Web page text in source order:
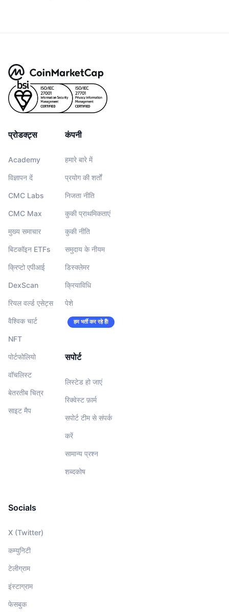
प्रोडक्ट्स
Academy
विज्ञापन दें
CMC Labs
CMC Max
मुख्य समाचार
बिटकॉइन ETFs
क्रिप्टो एपीआई
DexScan
रियल वर्ल्ड एसेट्स
वैश्विक चार्ट
NFT
पोर्टफोलियो
वॉचलिस्‍ट
बेतरतीब चित्र
साइट मैप
कंपनी
हमारे बारे में
प्रयोग की शर्तों
निजता नीति
कुकी प्राथमिकताएं
कुकी नीति
समुदाय के नीयम
डिस्क्लेमर
क्रियाविधि
पेशे
हम भर्ती कर रहे हैं!
सपोर्ट
लिस्टेड हो जाएं
रिक्वेस्ट फ़ार्म
सपोर्ट टीम से संपर्क
करें
सामान्य प्रश्न
शब्दकोष
Socials
X (Twitter)
कम्युनिटी
टेलीग्राम
इंस्टाग्राम
फेसबुक